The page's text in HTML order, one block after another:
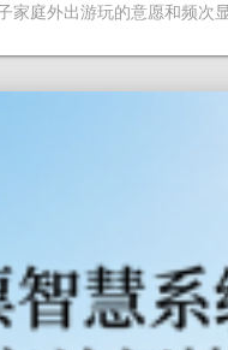
家庭外出游玩的意愿和频次